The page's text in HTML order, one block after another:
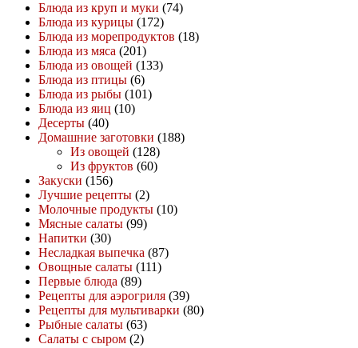
Блюда из круп и муки (74)
Блюда из курицы (172)
Блюда из морепродуктов (18)
Блюда из мяса (201)
Блюда из овощей (133)
Блюда из птицы (6)
Блюда из рыбы (101)
Блюда из яиц (10)
Десерты (40)
Домашние заготовки (188)
Из овощей (128)
Из фруктов (60)
Закуски (156)
Лучшие рецепты (2)
Молочные продукты (10)
Мясные салаты (99)
Напитки (30)
Несладкая выпечка (87)
Овощные салаты (111)
Первые блюда (89)
Рецепты для аэрогриля (39)
Рецепты для мультиварки (80)
Рыбные салаты (63)
Салаты с сыром (2)